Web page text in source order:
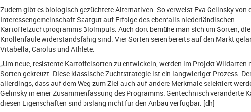
Zudem gibt es biologisch gezüchtete Alternativen. So verweist Eva Gelinsky von
Interessengemeinschaft Saatgut auf Erfolge des ebenfalls niederländischen
Kartoffelzuchtprogramms Bioimpuls. Auch dort bemühe man sich um Sorten,
Knollenfäule widerstandsfähig sind. Vier Sorten seien bereits auf den Markt
Vitabella, Carolus und Athlete.
„Um neue, resistente Kartoffelsorten zu entwickeln, werden im Projekt Wildarten
Sorten gekreuzt. Diese klassische Zuchtstrategie ist ein langwieriger Prozess.
allerdings, dass auf dem Weg zum Ziel auch auf andere Merkmale selektiert
Gelinsky in einer Zusammenfassung des Programms. Gentechnisch veränderte
diesen Eigenschaften sind bislang nicht für den Anbau verfügbar. [dh]